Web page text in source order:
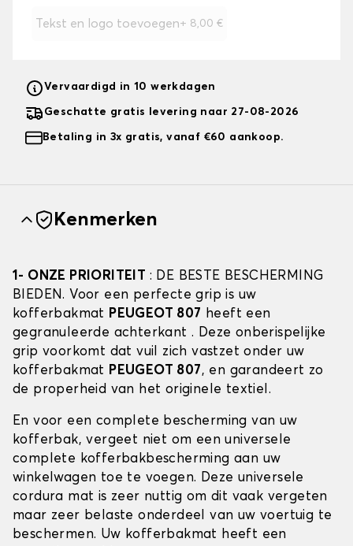
Tekst en logo toevoegen+ 8,00 €
Vervaardigd in 10 werkdagen
Geschatte gratis levering naar 27-08-2026
Betaling in 3x gratis, vanaf €60 aankoop.
Kenmerken
1- ONZE PRIORITEIT : DE BESTE BESCHERMING
BIEDEN. Voor een perfecte grip is uw
kofferbakmat PEUGEOT 807 heeft een
gegranuleerde achterkant . Deze onberispelijke
grip voorkomt dat vuil zich vastzet onder uw
kofferbakmat PEUGEOT 807, en garandeert zo
de properheid van het originele textiel.
En voor een complete bescherming van uw
kofferbak, vergeet niet om een universele
complete kofferbakbescherming aan uw
winkelwagen toe te voegen. Deze universele
cordura mat is zeer nuttig om dit vaak vergeten
maar zeer belaste onderdeel van uw voertuig te
beschermen. Uw kofferbakmat heeft een